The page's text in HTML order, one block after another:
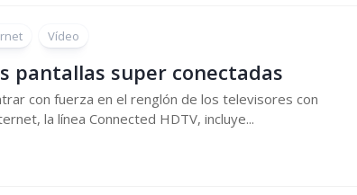
Vídeo
pantallas super conectadas
con fuerza en el renglón de los televisores con
la línea Connected HDTV, incluye...